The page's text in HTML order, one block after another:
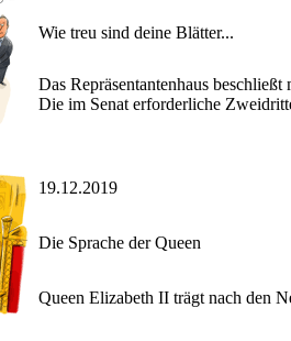
Wie treu sind deine Blätter...
Das Repräsentantenhaus
Die im Senat erforderliche
19.12.2019
Die Sprache der Queen
Queen Elizabeth II trägt nach den